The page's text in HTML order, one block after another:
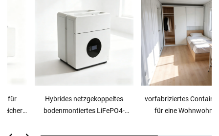
Hybrides netzgekoppeltes
bodenmontiertes LiFePO4-
Hause, 14 kWh, 51,2 V, 280 Ah,
vorfabriziertes Containerhaus
für eine Wohnwohnung